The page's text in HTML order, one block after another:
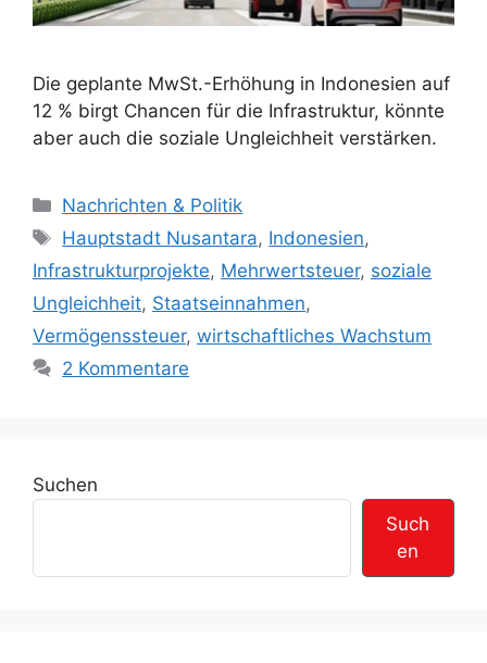
Die geplante MwSt.-Erhöhung in Indonesien auf
12 % birgt Chancen für die Infrastruktur, könnte
aber auch die soziale Ungleichheit verstärken.
K
a
e
g
o
r
Nachrichten & Politik
S
c
l
a
g
t
e
Hauptstadt Nusantara, Indonesien,
Infrastrukturprojekte, Mehrwertsteuer, soziale
Ungleichheit, Staatseinnahmen,
Vermögenssteuer, wirtschaftliches Wachstum
2 Kommentare
Suchen
Such
en